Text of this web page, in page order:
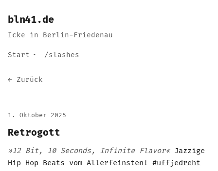
bln41.de
Icke in Berlin-Friedenau
Start /slashes
← Zurück
1. Oktober 2025
Retrogott
»12 Bit, 10 Seconds, Infinite Flavor«Jazzige
Hip Hop Beats vom Allerfeinsten! #uffjedreht